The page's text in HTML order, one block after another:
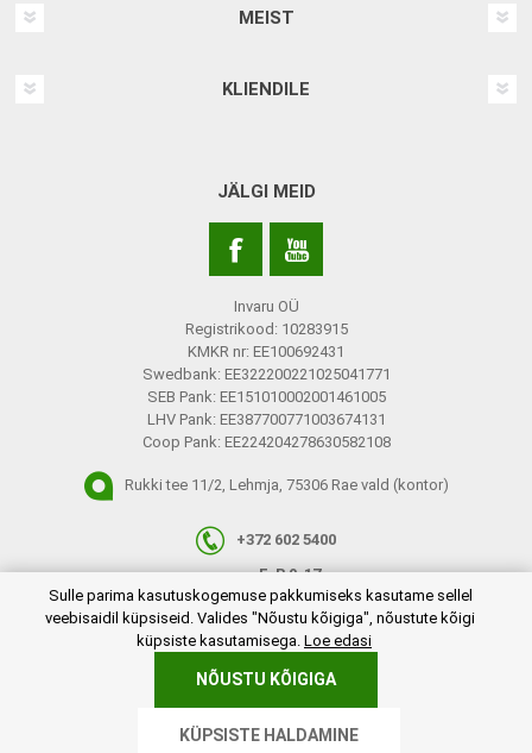
MEIST
KLIENDILE
JÄLGI MEID
Invaru OÜ
Registrikood: 10283915
KMKR nr: EE100692431
Swedbank: EE322200221025041771
SEB Pank: EE151010002001461005
LHV Pank: EE387700771003674131
Coop Pank: EE224204278630582108
Rukki tee 11/2, Lehmja, 75306 Rae vald (kontor)
+372 602 5400
E-R 9-17
info@invaru.ee
Powered bynopCommerce
Sulle parima kasutuskogemuse pakkumiseks kasutame sellel
veebisaidil küpsiseid. Valides "Nõustu kõigiga", nõustute kõigi
küpsiste kasutamisega. Loe edasi
NÕUSTU KÕIGIGA
KÜPSISTE HALDAMINE